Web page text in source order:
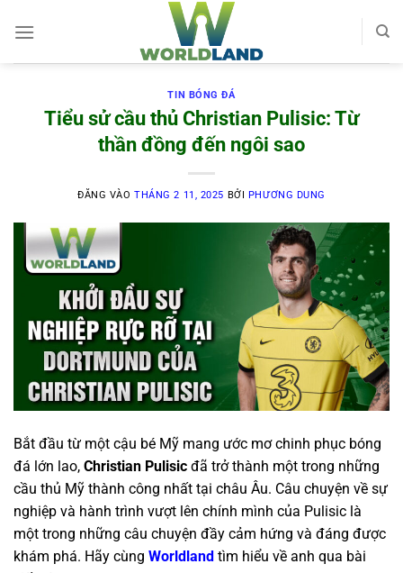
qua
TIN BÓNG ĐÁ
Tiểu sử cầu thủ Christian Pulisic: Từ
thần đồng đến ngôi sao
ĐĂNG VÀOTHÁNG 2 11, 2025 BỞI PHƯƠNG DUNG
Bắt đầu từ một cậu bé Mỹ mang ước mơ chinh phục bóng
đá lớn lao, Christian Pulisic đã trở thành một trong những
cầu thủ Mỹ thành công nhất tại châu Âu. Câu chuyện về sự
nghiệp và hành trình vượt lên chính mình của Pulisic là
một trong những câu chuyện đầy cảm hứng và đáng được
khám phá. Hãy cùng Worldland tìm hiểu về anh qua bài